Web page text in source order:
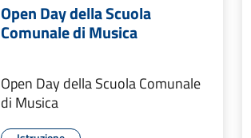
Open Day della Scuola
Comunale di Musica
Open Day della Scuola Comunale
di Musica